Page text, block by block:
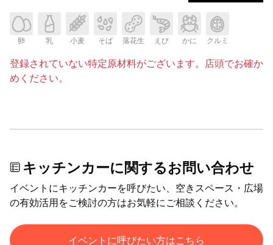
卵 乳 小麦 そば 落花生 えび かに クルミ
登録されていない特定原材料がございます。店頭でお確か
めください。
キッチンカーに関するお問い合わせ
イベントにキッチンカーを呼びたい、空きスペース・広場
の有効活用をご検討の方はお気軽にご相談ください。
イベントに呼びたい方はこちら